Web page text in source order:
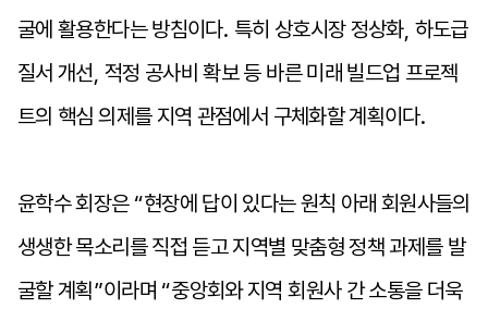
굴에 활용한다는 방침이다. 특히 상호시장 정상화, 하도급
질서 개선, 적정 공사비 확보 등 바른 미래 빌드업 프로젝
트의 핵심 의제를 지역 관점에서 구체화할 계획이다.
윤학수 회장은 “현장에 답이 있다는 원칙 아래 회원사들의
생생한 목소리를 직접 듣고 지역별 맞춤형 정책 과제를 발
굴할 계획”이라며 “중앙회와 지역 회원사 간 소통을 더욱